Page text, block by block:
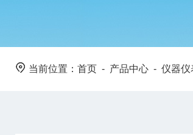
当前位置： 首页 - 产品中心 - 仪器仪